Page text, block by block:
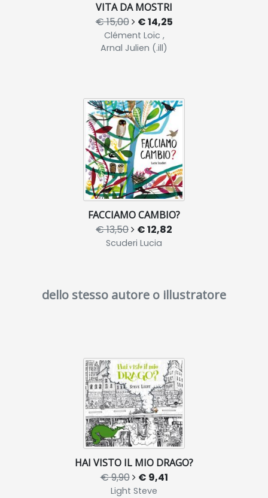
VITA DA MOSTRI
€ 15,00 € 14,25
Clément Loïc ,
Arnal Julien (.ill)
FACCIAMO CAMBIO?
€ 13,50 € 12,82
Scuderi Lucia
dello stesso autore o illustratore
HAI VISTO IL MIO DRAGO?
€ 9,90 € 9,41
Light Steve